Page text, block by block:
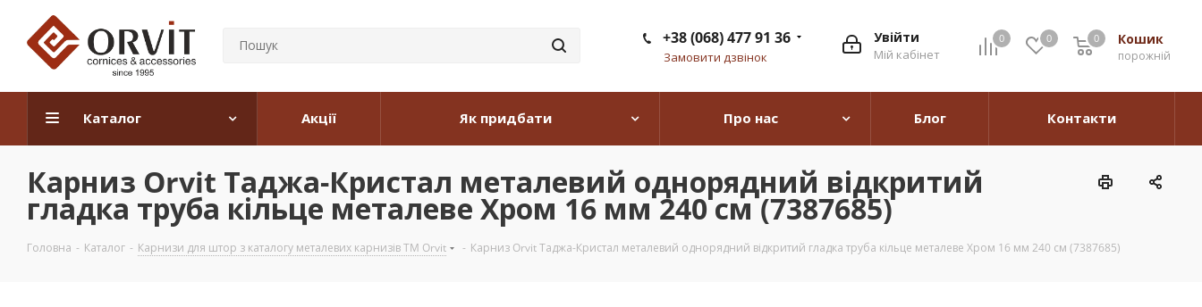
0 0 Кошик
0
порожній
0
Увійти
Мій кабінет
+38 (068) 477 91 36
Замовити дзвінок
Каталог Акції Як придбати Про нас Блог Контакти
Карниз Orvit Таджа-Кристал металевий однорядний відкритий
гладка труба кільце металеве Хром 16 мм 240 см (7387685)
Головна - Каталог - Карнизи для штор з каталогу металевих карнизів TM Orvit - Карниз Orvit Таджа-Кристал металевий однорядний відкритий гладка труба кільце металеве Хром 16 мм 240 см (7387685)